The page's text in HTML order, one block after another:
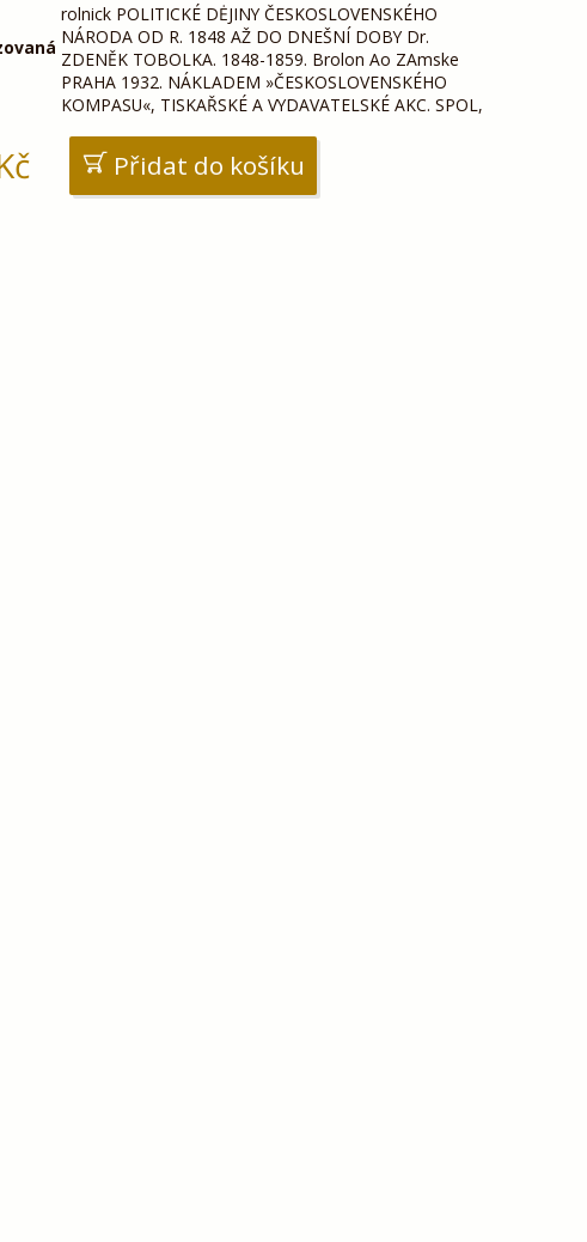
rolnick POLITICKÉ DĖJINY ČESKOSLOVENSKÉHO
NÁRODA OD R. 1848 AŽ DO DNEŠNÍ DOBY Dr.
ZDENĚK TOBOLKA. 1848-1859. Brolon Ao ZAmske
PRAHA 1932. NÁKLADEM »ČESKOSLOVENSKÉHO
KOMPASU«, TISKAŘSKÉ A VYDAVATELSKÉ AKC. SPOL,
Přidat do košíku